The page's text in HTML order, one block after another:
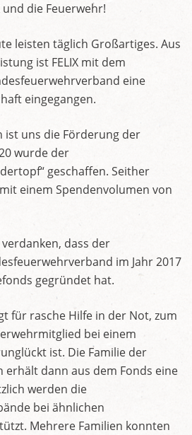
und die Feuerwehr!
leisten täglich Großartiges. Aus
ist FELIX mit dem
eine
eingegangen.
ist uns die Förderung der
wurde der
geschaffen. Seither
einem Spendenvolumen von
verdanken, dass der
im Jahr 2017
gegründet hat.
für rasche Hilfe in der Not, zum
bei einem
ist. Die Familie der
erhält dann aus dem Fonds eine
werden die
bei ähnlichen
Mehrere Familien konnten